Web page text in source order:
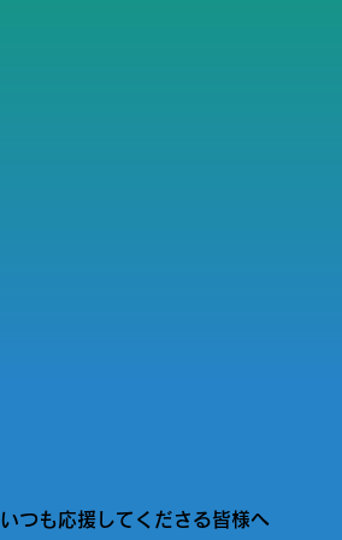
いつも応援してくださる皆様へ